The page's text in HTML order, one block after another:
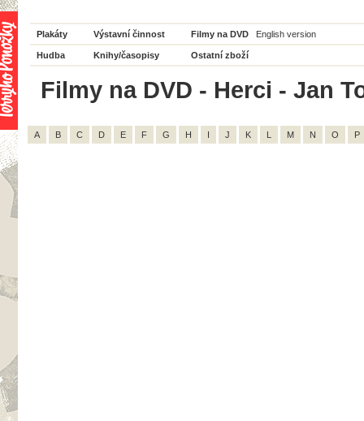
Plakáty Výstavní činnost Filmy na DVD English version
Hudba Knihy/časopisy Ostatní zboží
Filmy na DVD - Herci - Jan
A B C D E F G H I J K L M N O P